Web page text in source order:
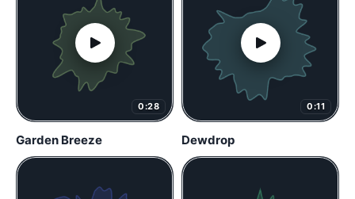
0:28
Garden Breeze
0:11
Dewdrop